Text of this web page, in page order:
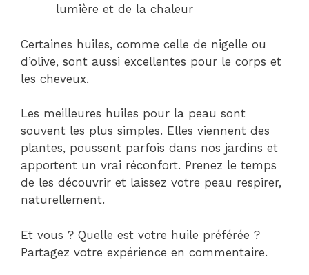
lumière et de la chaleur
Certaines huiles, comme celle de nigelle ou
d’olive, sont aussi excellentes pour le corps et
les cheveux.
Les meilleures huiles pour la peau sont
souvent les plus simples. Elles viennent des
plantes, poussent parfois dans nos jardins et
apportent un vrai réconfort. Prenez le temps
de les découvrir et laissez votre peau respirer,
naturellement.
Et vous ? Quelle est votre huile préférée ?
Partagez votre expérience en commentaire.